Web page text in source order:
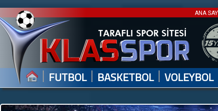
ANA
| FUTBOL | BASKETBOL | VOLEYBOL